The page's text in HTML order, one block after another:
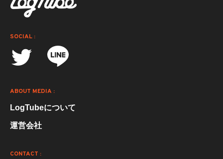
SOCIAL :
ABOUT MEDIA :
LogTubeについて
運営会社
CONTACT :